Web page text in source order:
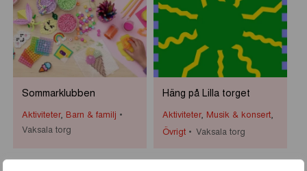
Sommarklubben
Aktiviteter, Barn & familj
Vaksala torg
Häng på Lilla torget
Aktiviteter, Musik & konsert,
Övrigt
Vaksala torg